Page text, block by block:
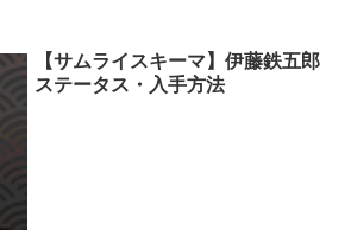
【サムライスキーマ】伊藤鉄五郎
ステータス・入手方法